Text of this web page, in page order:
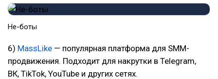
Не-боты
6) MassLike — популярная платформа для SMM-
продвижения. Подходит для накрутки в Telegram,
ВК, TikTok, YouTube и других сетях.